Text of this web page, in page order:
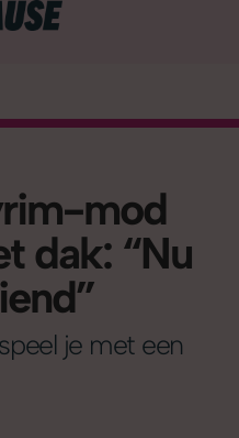
mod
dak: “Nu
je met een